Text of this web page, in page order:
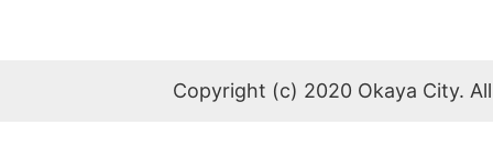
Copyright (c) 2020 Okaya City.